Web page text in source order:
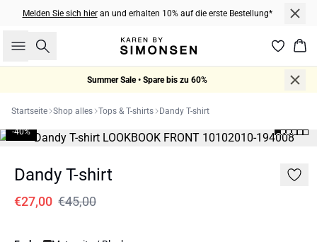
Melden Sie sich hieran und erhalten 10% auf die erste Bestellung*
Suche
Summer Sale • Spare bis zu 60%
Startseite Shop alles Tops & T-shirts Dandy T-shirt
-40%
Dandy T-shirt
€27,00 €45,00